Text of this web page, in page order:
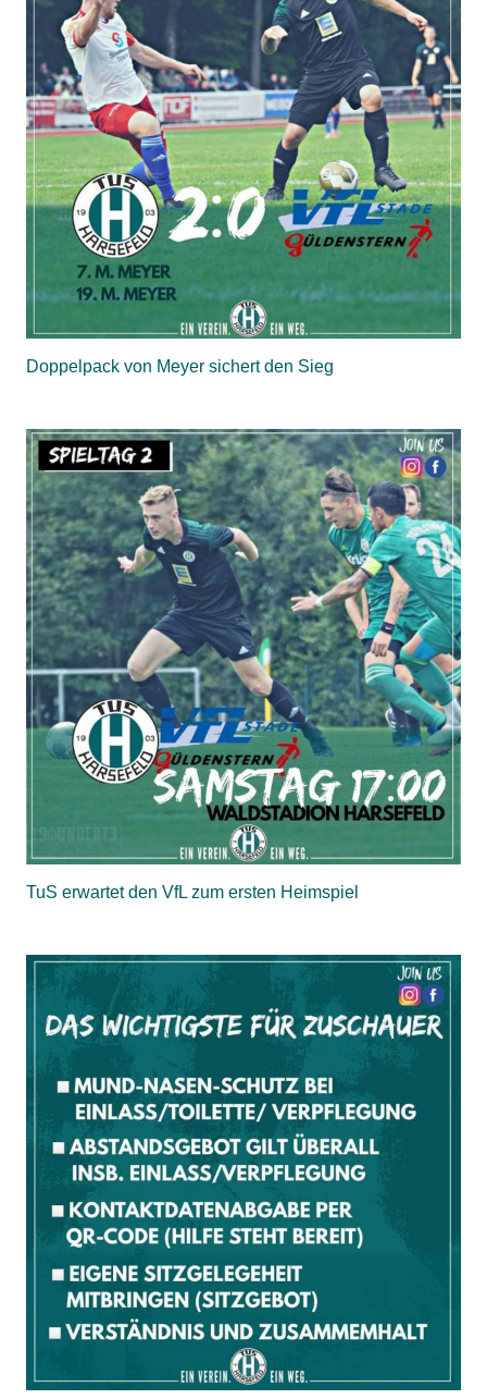
Doppelpack von Meyer sichert den Sieg
TuS erwartet den VfL zum ersten Heimspiel